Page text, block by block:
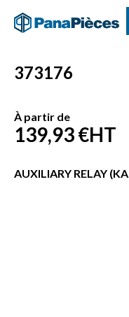
373176
À partir de
139,93 €HT
AUXILIARY RELAY